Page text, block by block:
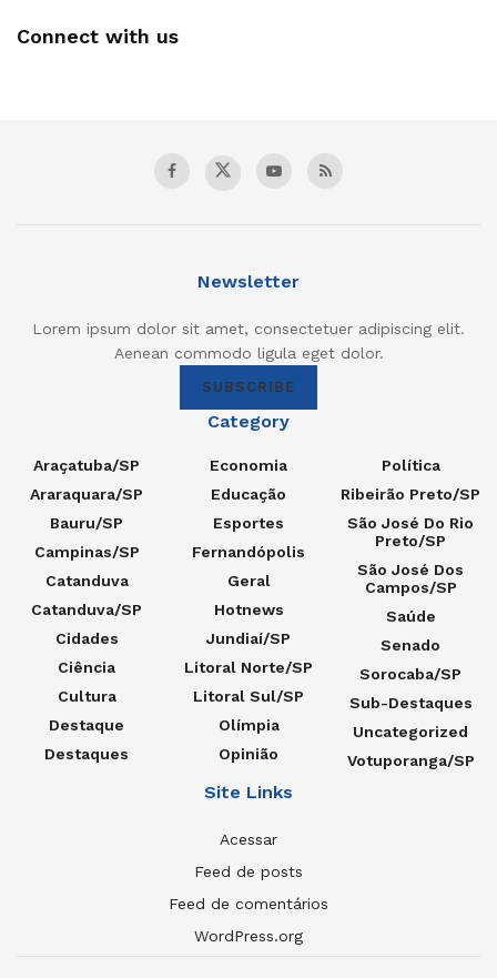
Connect with us
Newsletter
Lorem ipsum dolor sit amet, consectetuer adipiscing elit.
Aenean commodo ligula eget dolor.
SUBSCRIBE
Category
Araçatuba/SP
Araraquara/SP
Bauru/SP
Campinas/SP
Catanduva
Catanduva/SP
Cidades
Ciência
Cultura
Destaque
Destaques
Economia
Educação
Esportes
Fernandópolis
Geral
Hotnews
Jundiaí/SP
Litoral Norte/SP
Litoral Sul/SP
Olímpia
Opinião
Política
Ribeirão Preto/SP
São José Do Rio
Preto/SP
São José Dos
Campos/SP
Saúde
Senado
Sorocaba/SP
Sub-Destaques
Uncategorized
Votuporanga/SP
Site Links
Acessar
Feed de posts
Feed de comentários
WordPress.org